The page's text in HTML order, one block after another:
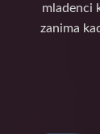
mladenci
zanima